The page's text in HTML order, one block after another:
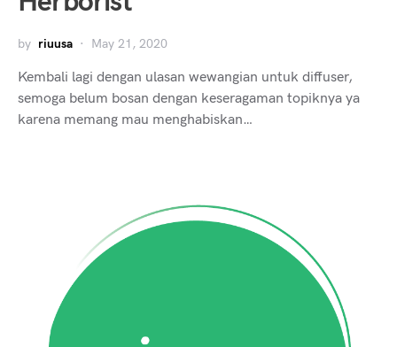
by riuusa May 21, 2020
Kembali lagi dengan ulasan wewangian untuk diffuser,
semoga belum bosan dengan keseragaman topiknya ya
karena memang mau menghabiskan…